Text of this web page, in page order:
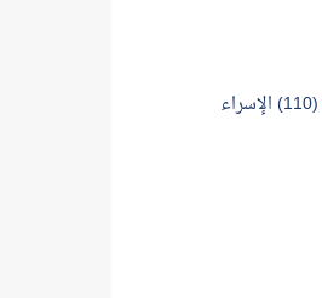
(110) الإسراء